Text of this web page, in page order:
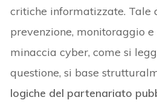
critiche informatizzate. Tale
prevenzione, monitoraggio
minaccia cyber, come si
questione, si base
logiche del partenariato